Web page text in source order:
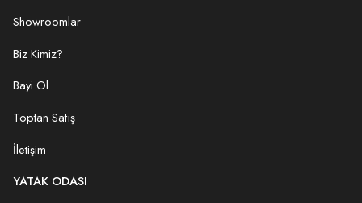
Showroomlar
Biz Kimiz?
Bayi Ol
Toptan Satış
İletişim
YATAK ODASI